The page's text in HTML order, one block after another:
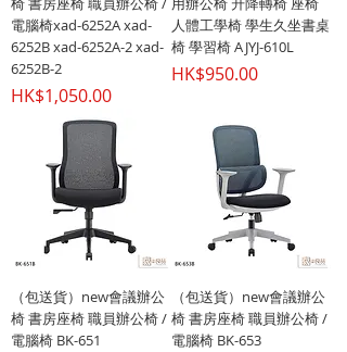
電腦椅xad-6252A xad-
6252B xad-6252A-2 xad-
6252B-2
價格
HK$1,050.00
人體工學椅 學生久坐書桌
椅 學習椅 AJYJ-610L
價格
HK$950.00
（包送貨）new會議辦公
椅 書房座椅 職員辦公椅 /
電腦椅 BK-651
（包送貨）new會議辦公
椅 書房座椅 職員辦公椅 /
電腦椅 BK-653